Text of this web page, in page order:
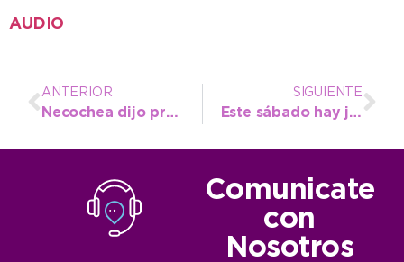
AUDIO
ANTERIOR
Necochea dijo presente en el Encuentro Provincial del Deporte
SIGUIENTE
Este sábado hay jornada gratuita de castración de mascotas en el CAPS Estación Quequén
Comunicate
con
Nosotros